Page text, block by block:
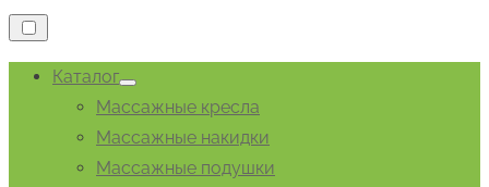
Каталог
Показывать
подменю
Массажные кресла
Массажные накидки
Массажные подушки